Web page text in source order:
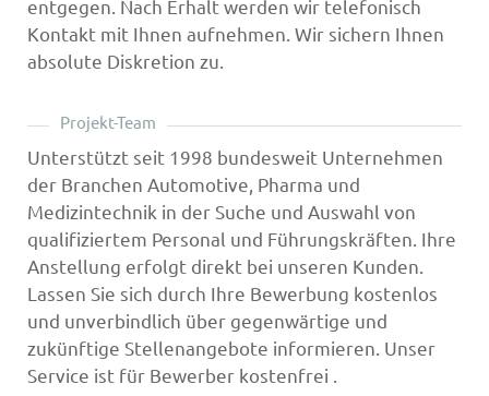
entgegen. Nach Erhalt werden wir telefonisch
Kontakt mit Ihnen aufnehmen. Wir sichern Ihnen
absolute Diskretion zu.
Projekt-Team
Unterstützt seit 1998 bundesweit Unternehmen
der Branchen Automotive, Pharma und
Medizintechnik in der Suche und Auswahl von
qualifiziertem Personal und Führungskräften. Ihre
Anstellung erfolgt direkt bei unseren Kunden.
Lassen Sie sich durch Ihre Bewerbung kostenlos
und unverbindlich über gegenwärtige und
zukünftige Stellenangebote informieren. Unser
Service ist für Bewerber kostenfrei .